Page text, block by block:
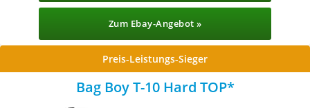
Zum Ebay-Angebot »
Preis-Leistungs-Sieger
Bag Boy T-10 Hard TOP